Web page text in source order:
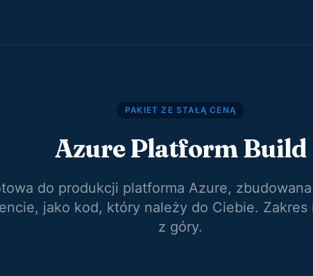
PAKIET ZE STAŁĄ CENĄ
Azure Platform Build
do produkcji platforma Azure,
jako kod, który należy do Ciebie. Zakres
z góry.